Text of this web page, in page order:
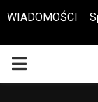
Otwórz pasek narzędzi
WIADOMOŚCI
PRIMARY